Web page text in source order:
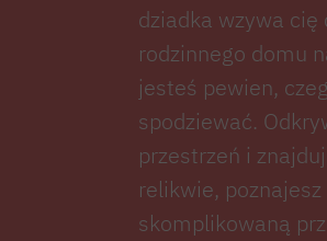
dziadka wzywa cię
rodzinnego domu
jesteś pewien,
spodziewać.
przestrzeń i
relikwie, poznajesz
skomplikowaną